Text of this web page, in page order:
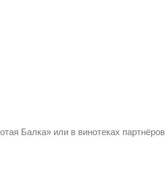
Балка» или в винотеках партнёров